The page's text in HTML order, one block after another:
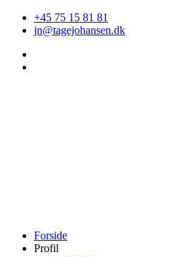
Videre+45 75 15 81 81
jn@tagejohansen.dk
Forside
Profil